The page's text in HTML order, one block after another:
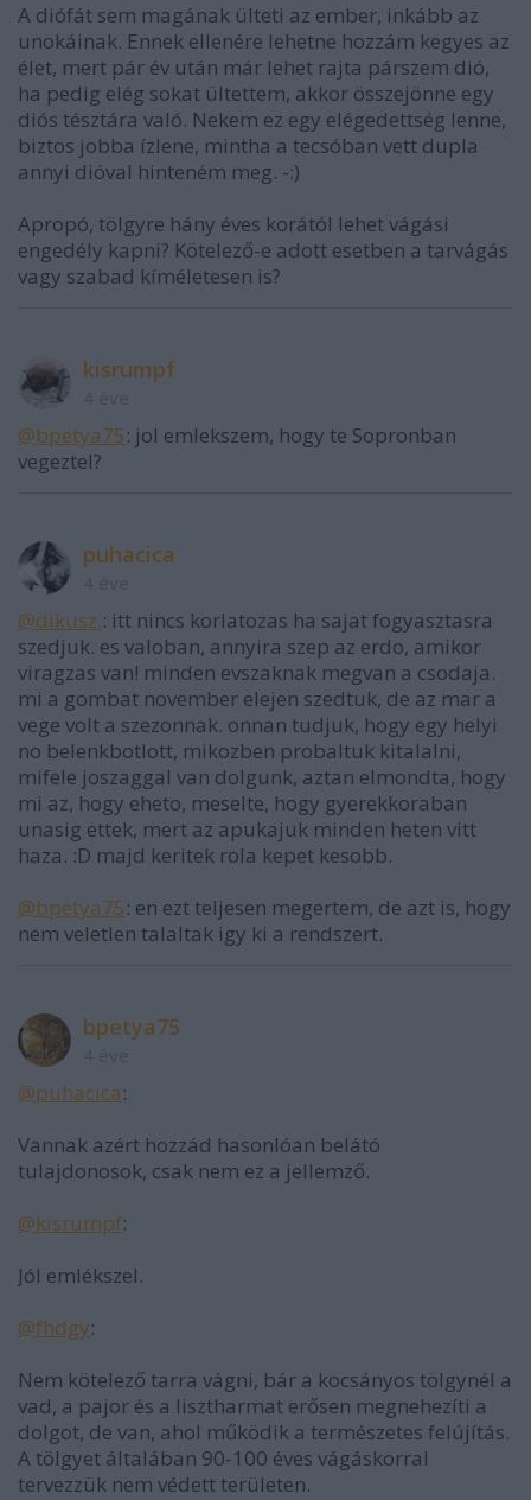
A diófát sem magának ülteti az ember, inkább az
unokáinak. Ennek ellenére lehetne hozzám kegyes az
élet, mert pár év után már lehet rajta párszem dió,
ha pedig elég sokat ültettem, akkor összejönne egy
diós tésztára való. Nekem ez egy elégedettség lenne,
biztos jobba ízlene, mintha a tecsóban vett dupla
annyi dióval hinteném meg. -:)
Apropó, tölgyre hány éves korától lehet vágási
engedély kapni? Kötelező-e adott esetben a tarvágás
vagy szabad kíméletesen is?
kisrumpf
@bpetya75: jol emlekszem, hogy te Sopronban
vegeztel?
puhacica
@dikusz.: itt nincs korlatozas ha sajat fogyasztasra
szedjuk. es valoban, annyira szep az erdo, amikor
viragzas van! minden evszaknak megvan a csodaja.
mi a gombat november elejen szedtuk, de az mar a
vege volt a szezonnak. onnan tudjuk, hogy egy helyi
no belenkbotlott, mikozben probaltuk kitalalni,
mifele joszaggal van dolgunk, aztan elmondta, hogy
mi az, hogy eheto, meselte, hogy gyerekkoraban
unasig ettek, mert az apukajuk minden heten vitt
haza. :D majd keritek rola kepet kesobb.
@bpetya75: en ezt teljesen megertem, de azt is, hogy
nem veletlen talaltak igy ki a rendszert.
bpetya75
@puhacica:
Vannak azért hozzád hasonlóan belátó
tulajdonosok, csak nem ez a jellemző.
@kisrumpf:
Jól emlékszel.
@fhdgy:
Nem kötelező tarra vágni, bár a kocsányos tölgynél a
vad, a pajor és a lisztharmat erősen megnehezíti a
dolgot, de van, ahol működik a természetes felújítás.
A tölgyet általában 90-100 éves vágáskorral
tervezzük nem védett területen.